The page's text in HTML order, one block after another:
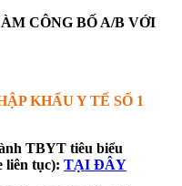
CÔNG BỐ A/B VỚI
KHẨU Y TẾ SỐ 1
TBYT tiêu biểu
liên tục): TẠI ĐÂY